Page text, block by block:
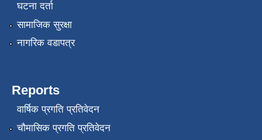
घटना दर्ता
सामाजिक सुरक्षा
नागरिक वडापत्र
Reports
वार्षिक प्रगति प्रतिवेदन
चौमासिक प्रगति प्रतिवेदन